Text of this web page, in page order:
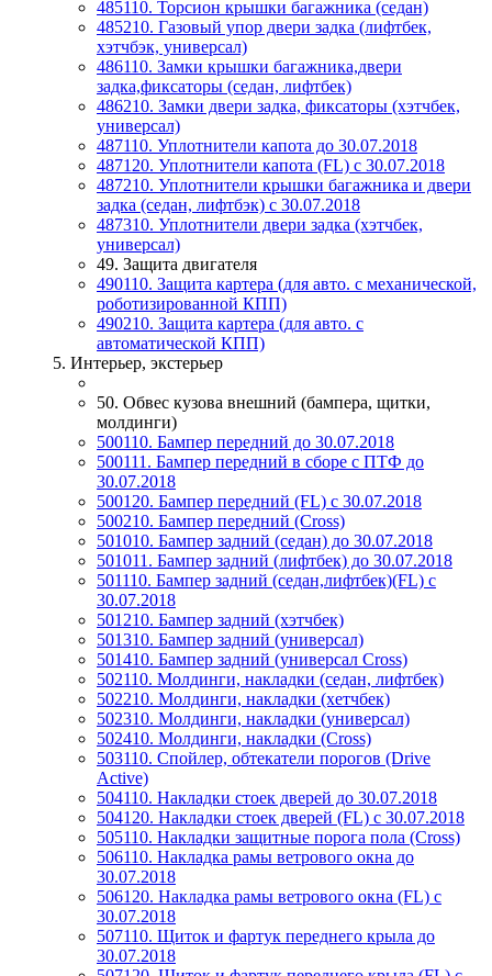
485110. Торсион крышки багажника (седан)
485210. Газовый упор двери задка (лифтбек,
хэтчбэк, универсал)
486110. Замки крышки багажника,двери
задка,фиксаторы (седан, лифтбек)
486210. Замки двери задка, фиксаторы (хэтчбек,
универсал)
487110. Уплотнители капота до 30.07.2018
487120. Уплотнители капота (FL) с 30.07.2018
487210. Уплотнители крышки багажника и двери
задка (седан, лифтбэк) с 30.07.2018
487310. Уплотнители двери задка (хэтчбек,
универсал)
49. Защита двигателя
490110. Защита картера (для авто. с механической,
роботизированной КПП)
490210. Защита картера (для авто. с
автоматической КПП)
5. Интерьер, экстерьер
50. Обвес кузова внешний (бампера, щитки,
молдинги)
500110. Бампер передний до 30.07.2018
500111. Бампер передний в сборе с ПТФ до
30.07.2018
500120. Бампер передний (FL) с 30.07.2018
500210. Бампер передний (Cross)
501010. Бампер задний (седан) до 30.07.2018
501011. Бампер задний (лифтбек) до 30.07.2018
501110. Бампер задний (седан,лифтбек)(FL) с
30.07.2018
501210. Бампер задний (хэтчбек)
501310. Бампер задний (универсал)
501410. Бампер задний (универсал Cross)
502110. Молдинги, накладки (седан, лифтбек)
502210. Молдинги, накладки (хетчбек)
502310. Молдинги, накладки (универсал)
502410. Молдинги, накладки (Cross)
503110. Спойлер, обтекатели порогов (Drive
Active)
504110. Накладки стоек дверей до 30.07.2018
504120. Накладки стоек дверей (FL) с 30.07.2018
505110. Накладки защитные порога пола (Cross)
506110. Накладка рамы ветрового окна до
30.07.2018
506120. Накладка рамы ветрового окна (FL) с
30.07.2018
507110. Щиток и фартук переднего крыла до
30.07.2018